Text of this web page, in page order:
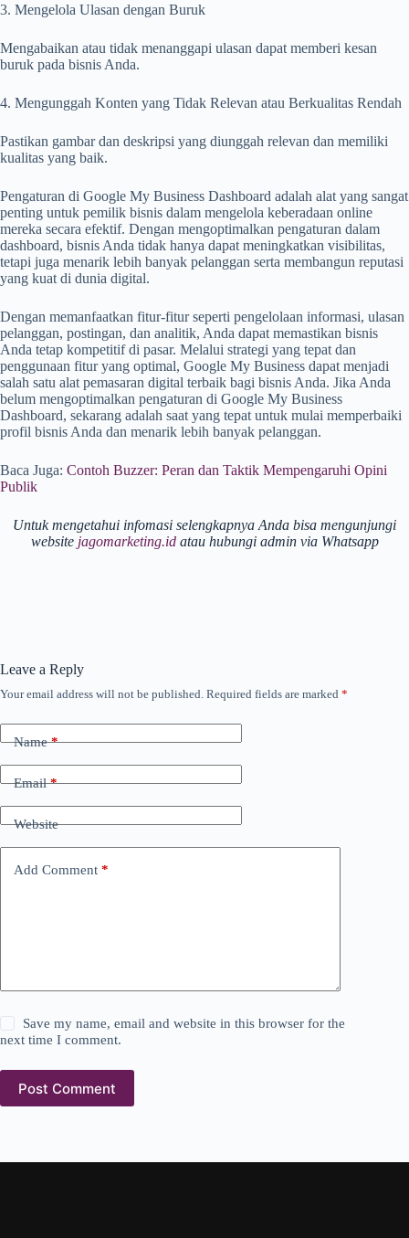
3. Mengelola Ulasan dengan Buruk
Mengabaikan atau tidak menanggapi ulasan dapat memberi kesan
buruk pada bisnis Anda.
4. Mengunggah Konten yang Tidak Relevan atau Berkualitas Rendah
Pastikan gambar dan deskripsi yang diunggah relevan dan memiliki
kualitas yang baik.
Pengaturan di Google My Business Dashboard adalah alat yang sangat
penting untuk pemilik bisnis dalam mengelola keberadaan online
mereka secara efektif. Dengan mengoptimalkan pengaturan dalam
dashboard, bisnis Anda tidak hanya dapat meningkatkan visibilitas,
tetapi juga menarik lebih banyak pelanggan serta membangun reputasi
yang kuat di dunia digital.
Dengan memanfaatkan fitur-fitur seperti pengelolaan informasi, ulasan
pelanggan, postingan, dan analitik, Anda dapat memastikan bisnis
Anda tetap kompetitif di pasar. Melalui strategi yang tepat dan
penggunaan fitur yang optimal, Google My Business dapat menjadi
salah satu alat pemasaran digital terbaik bagi bisnis Anda. Jika Anda
belum mengoptimalkan pengaturan di Google My Business
Dashboard, sekarang adalah saat yang tepat untuk mulai memperbaiki
profil bisnis Anda dan menarik lebih banyak pelanggan.
Baca Juga: Contoh Buzzer: Peran dan Taktik Mempengaruhi Opini
Publik
Untuk mengetahui infomasi selengkapnya Anda bisa mengunjungi
websitejagomarketing.idatau hubungi admin via Whatsapp
Leave a Reply
Your email address will not be published. Required fields are marked *
Name*
Email*
Website
Add Comment *
Save my name, email and website in this browser for the
next time I comment.
Post Comment